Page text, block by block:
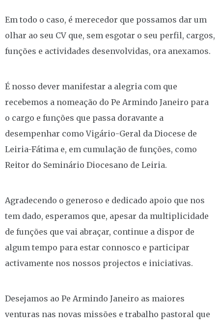
Em todo o caso, é merecedor que possamos dar um
olhar ao seu CV que, sem esgotar o seu perfil, cargos,
funções e actividades desenvolvidas, ora anexamos.
É nosso dever manifestar a alegria com que
recebemos a nomeação do Pe Armindo Janeiro para
o cargo e funções que passa doravante a
desempenhar como Vigário-Geral da Diocese de
Leiria-Fátima e, em cumulação de funções, como
Reitor do Seminário Diocesano de Leiria.
Agradecendo o generoso e dedicado apoio que nos
tem dado, esperamos que, apesar da multiplicidade
de funções que vai abraçar, continue a dispor de
algum tempo para estar connosco e participar
activamente nos nossos projectos e iniciativas.
Desejamos ao Pe Armindo Janeiro as maiores
venturas nas novas missões e trabalho pastoral que